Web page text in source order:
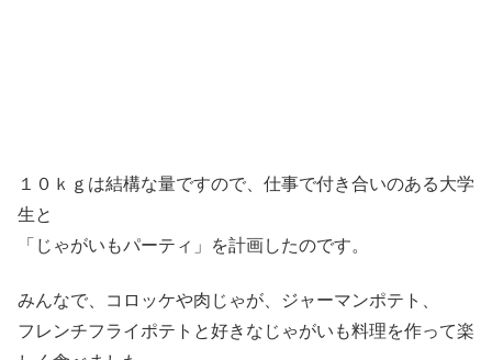
１０ｋｇは結構な量ですので、仕事で付き合いのある大学
生と
「じゃがいもパーティ」を計画したのです。
みんなで、コロッケや肉じゃが、ジャーマンポテト、
フレンチフライポテトと好きなじゃがいも料理を作って楽